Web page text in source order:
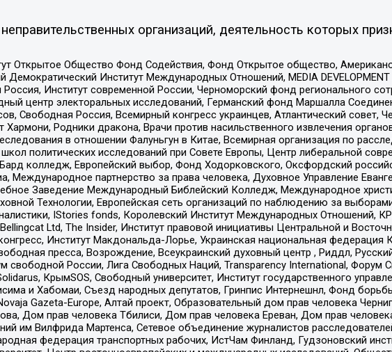
организаций, деятельность которых
Открытое Общество Фонд Содействия, Фонд Открытое общество,
Институт Международных Отношений, MEDIA DEVELOPMENT
Институт современной России, Черноморский фонд регионального
центр электоральных исследований, Германский фонд Маршалла
Свободная Россия, Всемирный конгресс украинцев, Атлантический совет,
Родники дракона, Врачи против насильственного извлечения
в отношении Фалуньгун в Китае, Всемирная организация по
политических исследований при Совете Европы, Центр либеральной
колледж, Европейский выбор, Фонд Ходорковского, Оксфордский
партнерство за права человека, Духовное Управление
Заведение Международный Библейский Колледж, Международное
Технологии, Европейская сеть организаций по наблюдению за
IStories fonds, Королевский Институт Международных
Ltd, The Insider, Институт правовой инициативы Центральной и
Институт Макдональда-Лорье, Украинская национальная
пресса, Возрождение, Всеукраинский духовный центр , Риддл,
России, Лига Свободных Наций, Transparеncy International, Форум
КрымSOS, Свободный университет, Институт государственного
и Хабомаи, Съезд народных депутатов, Гринпис Интернешнл, Фонд
Gazeta-Europe, Алтай проект, Образовательный дом прав человека
Дом прав человека Тбилиси, Дом прав человека Ереван, Дом прав
им Вилфрида Мартенса, Сетевое объединение журналистов
федерация транспортных рабочих, ИстЧам Финланд, Гудзоновский